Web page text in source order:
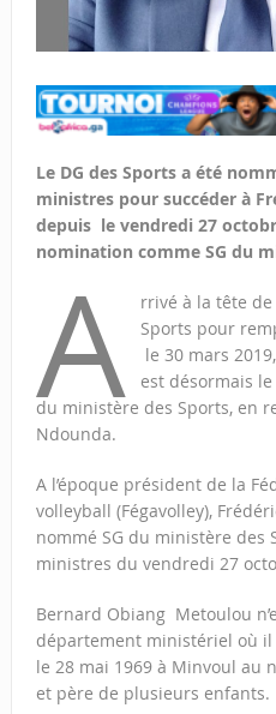
Le DG des Sports a été
ministres pour succéder à
depuis le vendredi 27
nomination comme SG du
A
rrivé à la tête
Sports pour
le 30 mars
est désormais
du ministère des Sports, en
Ndounda.
A l’époque président de la
volleyball (Fégavolley),
nommé SG du ministère des
ministres du vendredi 27
Bernard Obiang Metoulou
département ministériel où il
le 28 mai 1969 à Minvoul au
et père de plusieurs enfants.